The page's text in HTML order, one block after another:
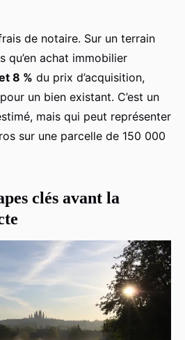
de notaire. Sur un terrain
qu’en achat immobilier
8 % du prix d’acquisition,
un bien existant. C’est un
mais qui peut représenter
sur une parcelle de 150 000
clés avant la